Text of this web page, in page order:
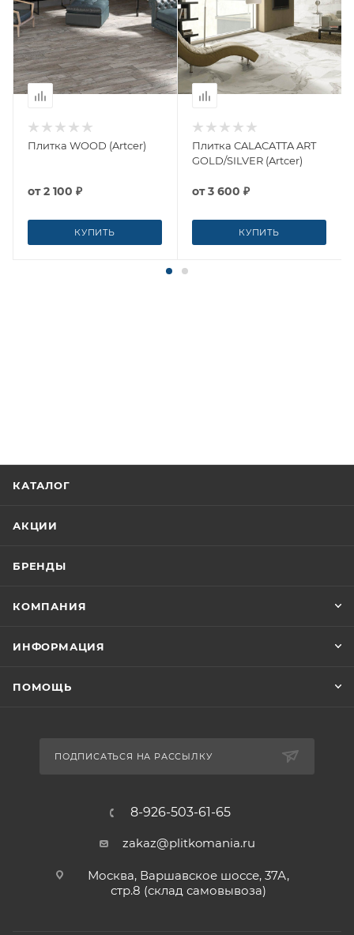
Плитка WOOD (Artcer)
от2 100 ₽
КУПИТЬ
Плитка CALACATTA ART
GOLD/SILVER (Artcer)
от3 600 ₽
КУПИТЬ
КАТАЛОГ
АКЦИИ
БРЕНДЫ
КОМПАНИЯ
ИНФОРМАЦИЯ
ПОМОЩЬ
ПОДПИСАТЬСЯ НА РАССЫЛКУ
8-926-503-61-65
zakaz@plitkomania.ru
Москва, Варшавское шоссе, 37А,
стр.8 (склад самовывоза)